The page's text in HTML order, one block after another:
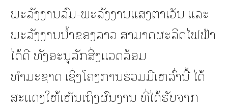
ພະລັງງານລົມ-ພະລັງງານແສງຕາເວັນ ແລະ
ພະລັງງານນ້ຳຂອງລາວ ສາມາດຜະລິດໄຟຟ້າ
ໄດ້ດີ ທັງອະນຸລັກສິ່ງແວດລ້ອມ
ທຳມະຊາດ ເຊິ່ງໂຄງການຮ່ວມມືເຫລົ່ານີ້ ໄດ້
ສະແດງໃຫ້ເຫັນເຖິງຜົນງານ ທີ່ໄດ້ຮັບຈາກ